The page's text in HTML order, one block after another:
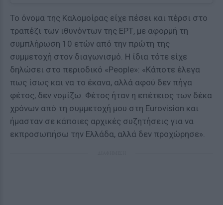
Το όνομα της Καλομοίρας είχε πέσει και πέρσι στο
τραπέζι των ιθυνόντων της ΕΡΤ, με αφορμή τη
συμπλήρωση 10 ετών από την πρώτη της
συμμετοχή στον διαγωνισμό. Η ίδια τότε είχε
δηλώσει στο περιοδικό «People»: «Κάποτε έλεγα
πως ίσως και να το έκανα, αλλά αφού δεν πήγα
φέτος, δεν νομίζω. Φέτος ήταν η επέτειος των δέκα
χρόνων από τη συμμετοχή μου στη Eurovision και
ήμασταν σε κάποιες αρχικές συζητήσεις για να
εκπροσωπήσω την Ελλάδα, αλλά δεν προχώρησε».